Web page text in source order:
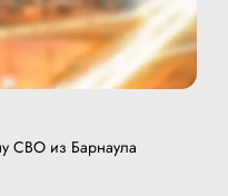
СВО из Барнаула